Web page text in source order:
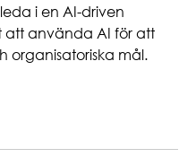
i en AI-driven
att använda AI för att
organisatoriska mål.